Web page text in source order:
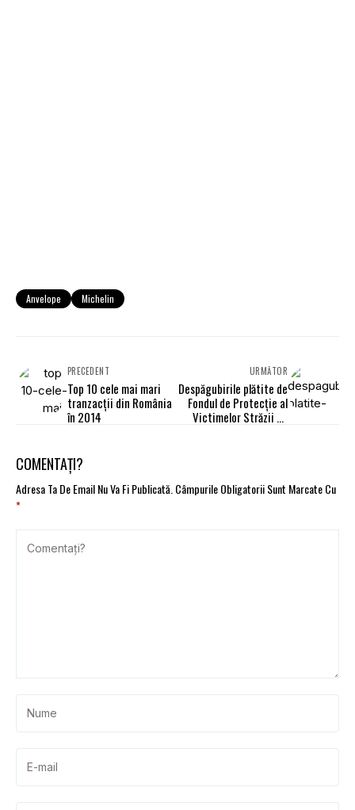
Anvelope Michelin
PRECEDENT
Top 10 cele mai mari
tranzacţii din România
în 2014
URMĂTOR
Despăgubirile plătite de
Fondul de Protecţie al
Victimelor Străzii au
COMENTAȚI?
Adresa Ta De Email Nu Va Fi Publicată.Câmpurile Obligatorii Sunt Marcate Cu
*